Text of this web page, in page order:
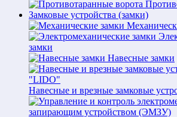
Замковые устройства (замки)
замки
Навесные замки
Навесные и врезные замковые